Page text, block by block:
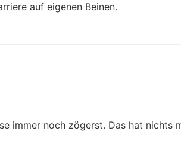
auf eigenen Beinen.
immer noch zögerst. Das hat nichts